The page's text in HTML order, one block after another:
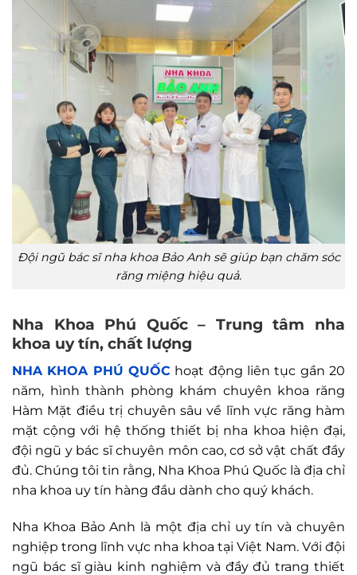
Đội ngũ bác sĩ nha khoa Bảo Anh sẽ giúp bạn chăm sóc
răng miệng hiệu quả.
Nha Khoa Phú Quốc – Trung tâm nha
khoa uy tín, chất lượng
NHA KHOA PHÚ QUỐC hoạt động liên tục gần 20
năm, hình thành phòng khám chuyên khoa răng
Hàm Mặt điều trị chuyên sâu về lĩnh vực răng hàm
mặt cộng với hệ thống thiết bị nha khoa hiện đại,
đội ngũ y bác sĩ chuyên môn cao, cơ sở vật chất đầy
đủ. Chúng tôi tin rằng, Nha Khoa Phú Quốc là địa chỉ
nha khoa uy tín hàng đầu dành cho quý khách.
Nha Khoa Bảo Anh là một địa chỉ uy tín và chuyên
nghiệp trong lĩnh vực nha khoa tại Việt Nam. Với đội
ngũ bác sĩ giàu kinh nghiệm và đầy đủ trang thiết